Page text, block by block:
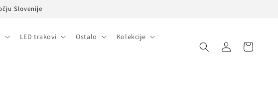
Slovenije
LED trakovi Ostalo Kolekcije
Prijava Košarica